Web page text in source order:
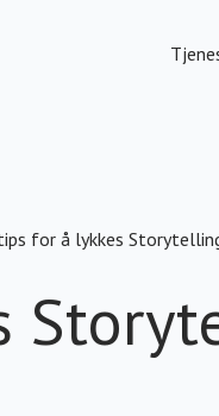
for å lykkes